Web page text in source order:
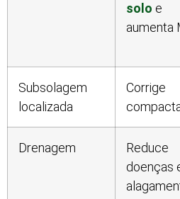
solo e
aumenta
Subsolagem
localizada
Corrige
Drenagem
Reduce
doenças